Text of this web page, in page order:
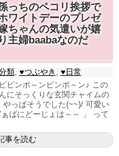
っちのペコリ挨拶で
ワイトデーのプレゼ
ちゃんの気遣いが嬉
主婦baabaなのだ
類, ♥つぶやき
♥日常
ピンポ～ンピンポ～ン♪ この
にそっくりな玄関チャイムの
っぱそうでした(~~)/ 可愛い
ばにどーじょは～～ 」 って
事を読む